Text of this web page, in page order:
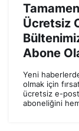
Tamamen
Ücretsiz
Abone
Yeni
olmak için
ücretsiz e-
aboneliğini